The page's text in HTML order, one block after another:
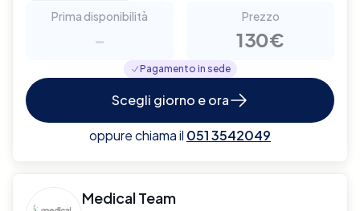
Prima disponibilità
-
Prezzo
130€
Pagamento in sede
Scegli giorno e ora
oppure chiama il 051 3542049
Medical Team